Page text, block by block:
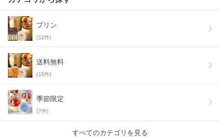
プリン
(12件)
送料無料
(15件)
季節限定
(7件)
すべてのカテゴリを見る